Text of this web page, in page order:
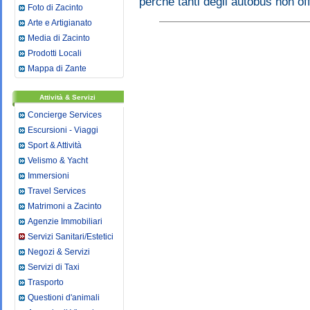
Foto di Zacinto
Arte e Artigianato
Media di Zacinto
Prodotti Locali
Mappa di Zante
Attività & Servizi
Concierge Services
Escursioni - Viaggi
Sport & Attività
Velismo & Yacht
Immersioni
Travel Services
Matrimoni a Zacinto
Agenzie Immobiliari
Servizi Sanitari/Estetici
Negozi & Servizi
Servizi di Taxi
Trasporto
Questioni d'animali